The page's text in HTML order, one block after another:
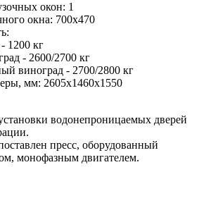
окон: 1
окна: 700х470
1200 кг
- 2600/2700 кг
виноград - 2700/2800 кг
мм: 2605x1460x1550
водонепроницаемых дверей
пресс, оборудованный
монофазным двигателем.